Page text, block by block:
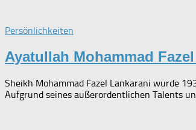
Persönlichkeiten
Ayatullah Mohammad
Sheikh Mohammad Fazel Lankarani wurde
Aufgrund seines außerordentlichen Talents